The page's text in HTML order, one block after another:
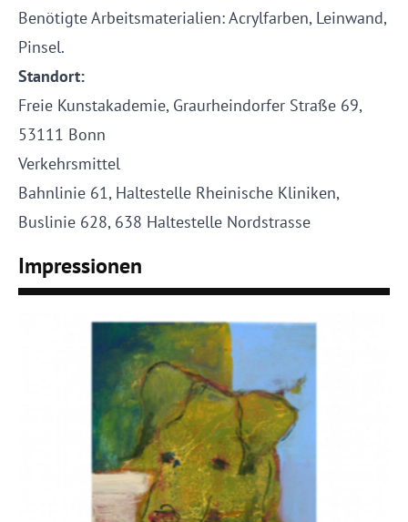
Benötigte Arbeitsmaterialien: Acrylfarben, Leinwand,
Pinsel.
Standort:
Freie Kunstakademie, Graurheindorfer Straße 69,
53111 Bonn
Verkehrsmittel
Bahnlinie 61, Haltestelle Rheinische Kliniken,
Buslinie 628, 638 Haltestelle Nordstrasse
Impressionen